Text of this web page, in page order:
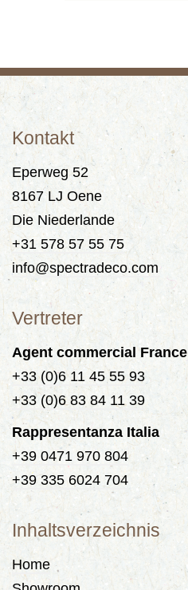
Kontakt
Eperweg 52
8167 LJ Oene
Die Niederlande
+31 578 57 55 75
info@spectradeco.com
Vertreter
Agent commercial France
+33 (0)6 11 45 55 93
+33 (0)6 83 84 11 39
Rappresentanza Italia
+39 0471 970 804
+39 335 6024 704
Inhaltsverzeichnis
Home